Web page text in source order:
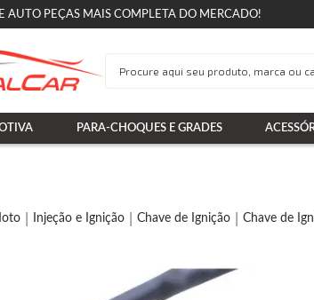
AUTO PEÇAS MAIS COMPLETA DO MERCADO!
PARA-CHOQUES E GRADES
Injeção e Ignição Chave de Ignição Chave de